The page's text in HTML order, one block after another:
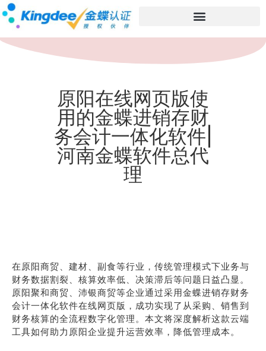
原阳在线网页版使
用的金蝶进销存财
务会计一体化软件|
河南金蝶软件总代
理
在原阳商贸、建材、副食等行业，传统管理模式下业务与
财务数据割裂、核算效率低、决策滞后等问题日益凸显。
原阳聚和商贸、沛银商贸等企业通过采用金蝶进销存财务
会计一体化软件在线网页版，成功实现了从采购、销售到
财务核算的全流程数字化管理。本文将深度解析这款云端
工具如何助力原阳企业提升运营效率，降低管理成本。